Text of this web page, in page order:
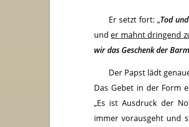
Er setzt fort: „Tod
und er mahnt dringend
wir das Geschenk der
Der Papst lädt
Das Gebet in der Form
„Es ist Ausdruck der
immer vorausgeht und